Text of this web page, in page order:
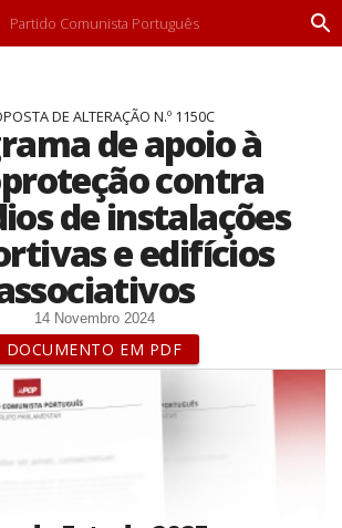
Partido Comunista Português
P
DE ALTERAÇÃO N.º 1150C
de apoio à
contra
de instalações
e edifícios
14 Novembro 2024
DOCUMENTO EM PDF